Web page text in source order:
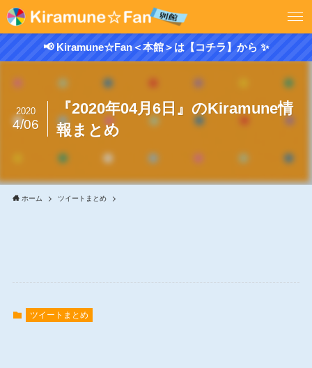
📢 Kiramune☆Fan＜本館＞は【コチラ】から ✨
『2020年04月6日』のKiramune情
報まとめ
2020
4/06
ホーム ツイートまとめ
ツイートまとめ